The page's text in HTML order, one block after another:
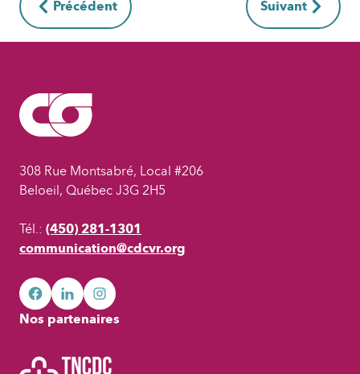
Précédent Suivant
308 Rue Montsabré, Local #206
Beloeil, Québec J3G 2H5
Tél.: (450) 281-1301
communication@cdcvr.org
facebookgoogleplusgoogleplus
Nos partenaires